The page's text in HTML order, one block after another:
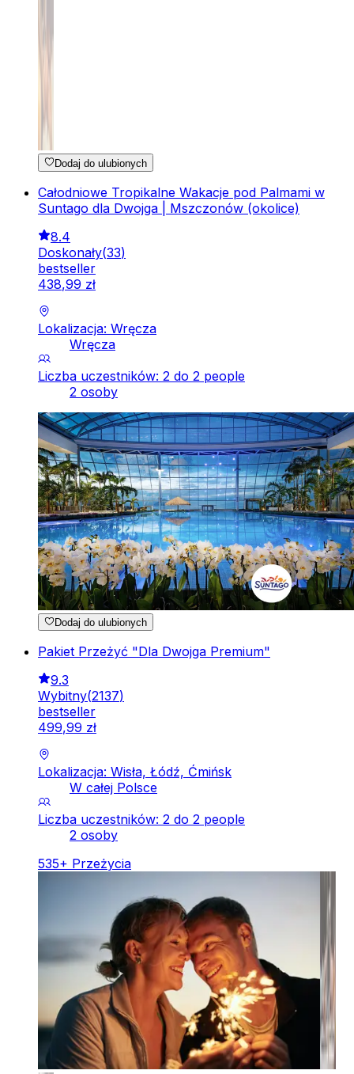
Dodaj do ulubionych
Całodniowe Tropikalne Wakacje pod Palmami w
Suntago dla Dwojga | Mszczonów (okolice)
8.4
Doskonały(33)
bestseller
438,99 zł
Lokalizacja: Wręcza
Wręcza
Liczba uczestników: 2 do 2 people
2 osoby
Dodaj do ulubionych
Pakiet Przeżyć "Dla Dwojga Premium"
9.3
Wybitny(2137)
bestseller
499,99 zł
Lokalizacja: Wisła, Łódź, Ćmińsk
W całej Polsce
Liczba uczestników: 2 do 2 people
2 osoby
535+ Przeżycia